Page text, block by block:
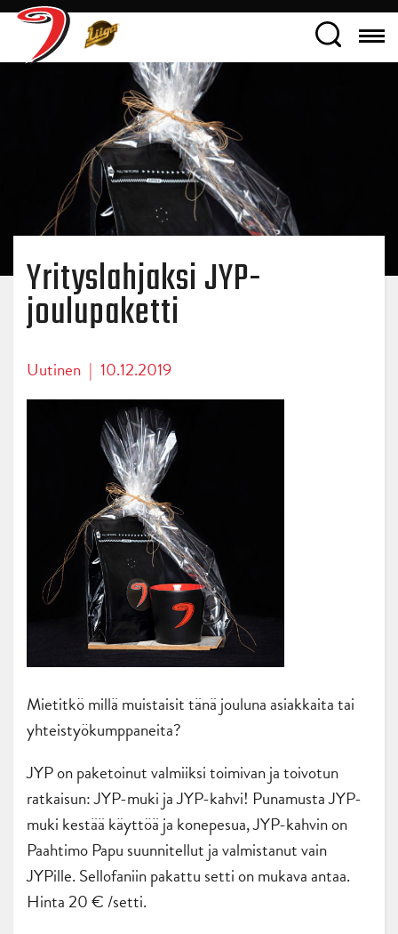
Yrityslahjaksi JYP-
joulupaketti
Uutinen | 10.12.2019
Mietitkö millä muistaisit tänä jouluna asiakkaita tai
yhteistyökumppaneita?
JYP on paketoinut valmiiksi toimivan ja toivotun
ratkaisun: JYP-muki ja JYP-kahvi! Punamusta JYP-
muki kestää käyttöä ja konepesua, JYP-kahvin on
Paahtimo Papu suunnitellut ja valmistanut vain
JYPille. Sellofaniin pakattu setti on mukava antaa.
Hinta 20 € /setti.